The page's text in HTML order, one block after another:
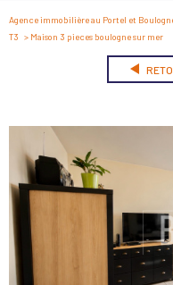
Agence immobilière au Portel et
T3
Maison 3 pieces boulogne sur mer